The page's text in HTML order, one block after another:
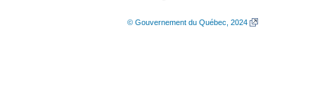
© Gouvernement du Québec, 2024